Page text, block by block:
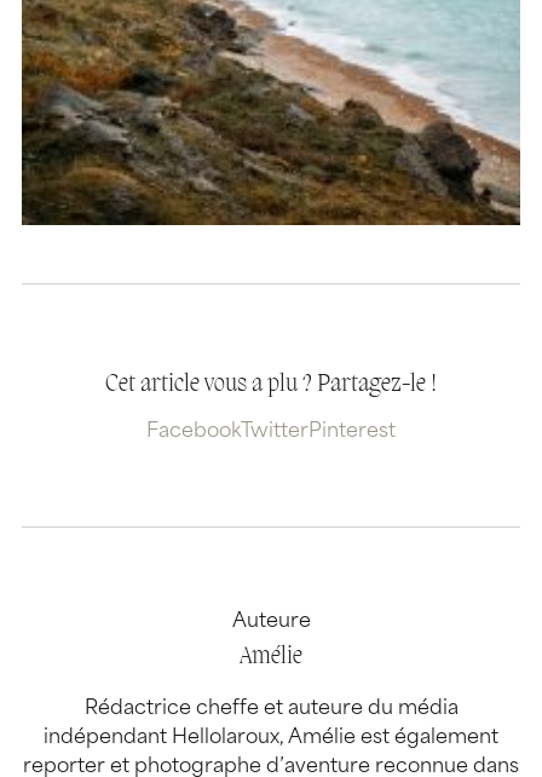
Cet article vous a plu ? Partagez-le !
Facebook TwitterPinterest
Auteure
Amélie
Rédactrice cheffe et auteure du média
indépendant Hellolaroux, Amélie est également
reporter et photographe d’aventure reconnue dans